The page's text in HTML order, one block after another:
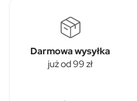
Darmowa wysyłka
już od 99 zł